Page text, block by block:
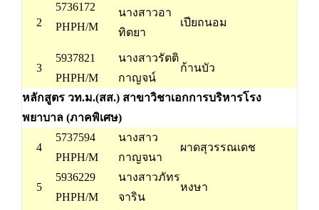
2
5736172
PHPH/M
นางสาวอา
ทิตยา
เปียถนอม
3
5937821
PHPH/M
นางสาวรัตติ
กาญจน์
ก้านบัว
หลักสูตร วท.ม.(สส.) สาขาวิชาเอกการบริหารโรง
พยาบาล (ภาคพิเศษ)
4
5737594
PHPH/M
นางสาว
กาญจนา
ผาดสุวรรณเดช
5
5936229
PHPH/M
นางสาวภัทร
จาริน
หงษา